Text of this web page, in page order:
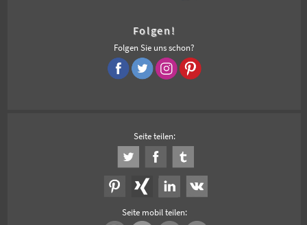
Folgen!
Folgen Sie uns schon?
Seite teilen:
Seite mobil teilen: